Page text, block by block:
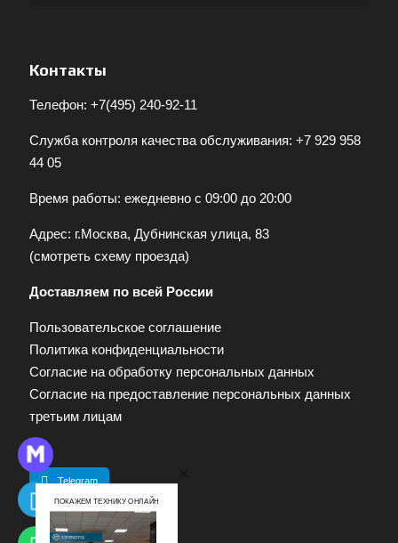
Контакты
Телефон: +7(495) 240-92-11
Служба контроля качества обслуживания: +7 929 958
44 05
Время работы: ежедневно с 09:00 до 20:00
Адрес: г.Москва, Дубнинская улица, 83
(смотреть схему проезда)
Доставляем по всей России
Пользовательское соглашение
Политика конфиденциальности
Согласие на обработку персональных данных
Согласие на предоставление персональных данных
третьим лицам
Telegram
ПОКАЖЕМ ТЕХНИКУ ОНЛАЙН